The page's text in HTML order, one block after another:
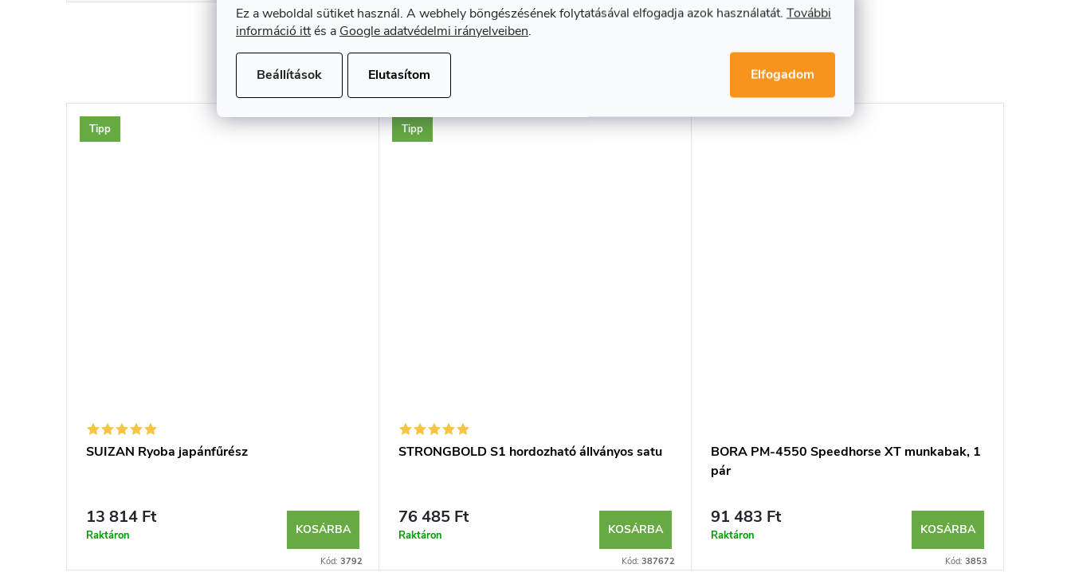
Ez a weboldal sütiket használ. A webhely böngészésének folytatásával elfogadja azok használatát. További
információ ittés a Google adatvédelmi irányelveiben.
Beállítások Elutasítom Elfogadom
Kapcsolódó termékek
Tipp
SUIZAN Ryoba japánfűrész
13 814 Ft
Raktáron KOSÁRBA
Kód: 3792
Tipp
STRONGBOLD S1 hordozható állványos satu
76 485 Ft
Raktáron KOSÁRBA
Kód: 387672
BORA PM-4550 Speedhorse XT munkabak, 1
pár
91 483 Ft
Raktáron KOSÁRBA
Kód: 3853